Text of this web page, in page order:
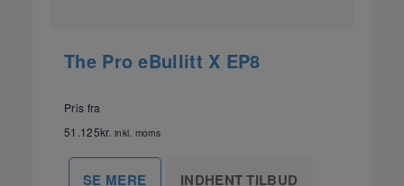
The Pro eBullitt X EP8
Pris fra
51.125kr. inkl. moms
SE MERE INDHENT TILBUD